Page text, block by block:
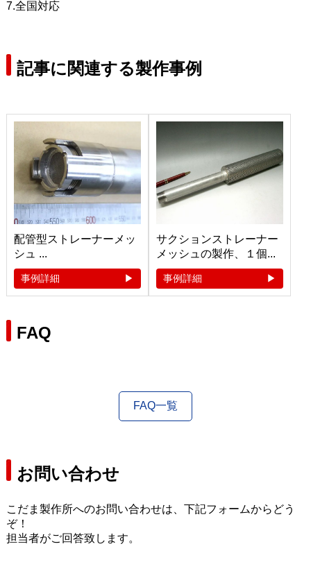
7.全国対応
記事に関連する製作事例
配管型ストレーナーメッ
シュ ...
事例詳細
サクションストレーナー
メッシュの製作、１個...
事例詳細
FAQ
FAQ一覧
お問い合わせ
こだま製作所へのお問い合わせは、下記フォームからどう
ぞ！
担当者がご回答致します。